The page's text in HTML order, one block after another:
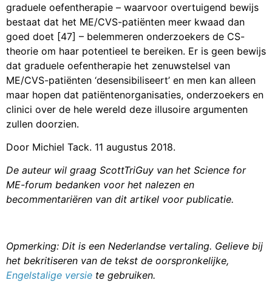
graduele oefentherapie – waarvoor overtuigend bewijs
bestaat dat het ME/CVS-patiënten meer kwaad dan
goed doet [47] – belemmeren onderzoekers de CS-
theorie om haar potentieel te bereiken. Er is geen bewijs
dat graduele oefentherapie het zenuwstelsel van
ME/CVS-patiënten ‘desensibiliseert’ en men kan alleen
maar hopen dat patiëntenorganisaties, onderzoekers en
clinici over de hele wereld deze illusoire argumenten
zullen doorzien.
Door Michiel Tack. 11 augustus 2018.
De auteur wil graag ScottTriGuy van het Science for
ME-forum bedanken voor het nalezen en
becommentariëren van dit artikel voor publicatie.
Opmerking: Dit is een Nederlandse vertaling. Gelieve bij
het bekritiseren van de tekst de oorspronkelijke,
Engelstalige versie te gebruiken.